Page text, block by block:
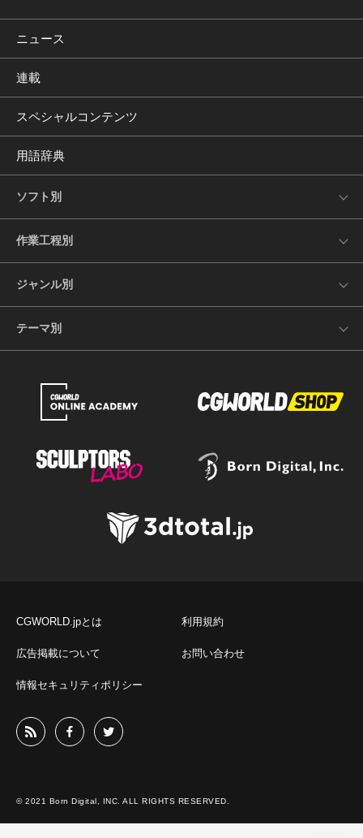
ニュース
連載
スペシャルコンテンツ
用語辞典
ソフト別
作業工程別
ジャンル別
テーマ別
CGWORLD.jpとは 利用規約
広告掲載について お問い合わせ
情報セキュリティポリシー
© 2021 Born Digital, INC. ALL RIGHTS RESERVED.